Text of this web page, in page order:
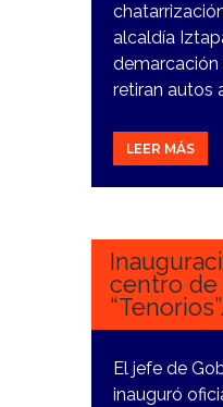
alcaldía
retiran autos
LEER MÁS
27
centro de
“Tenorios”.
El jefe de
inauguró